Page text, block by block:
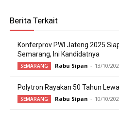
Berita Terkait
Konferprov PWI Jateng 2025
Semarang, Ini Kandidatnya
SEMARANG Rabu Sipan - 13/10/
Polytron Rayakan 50 Tahun
SEMARANG Rabu Sipan - 10/10/